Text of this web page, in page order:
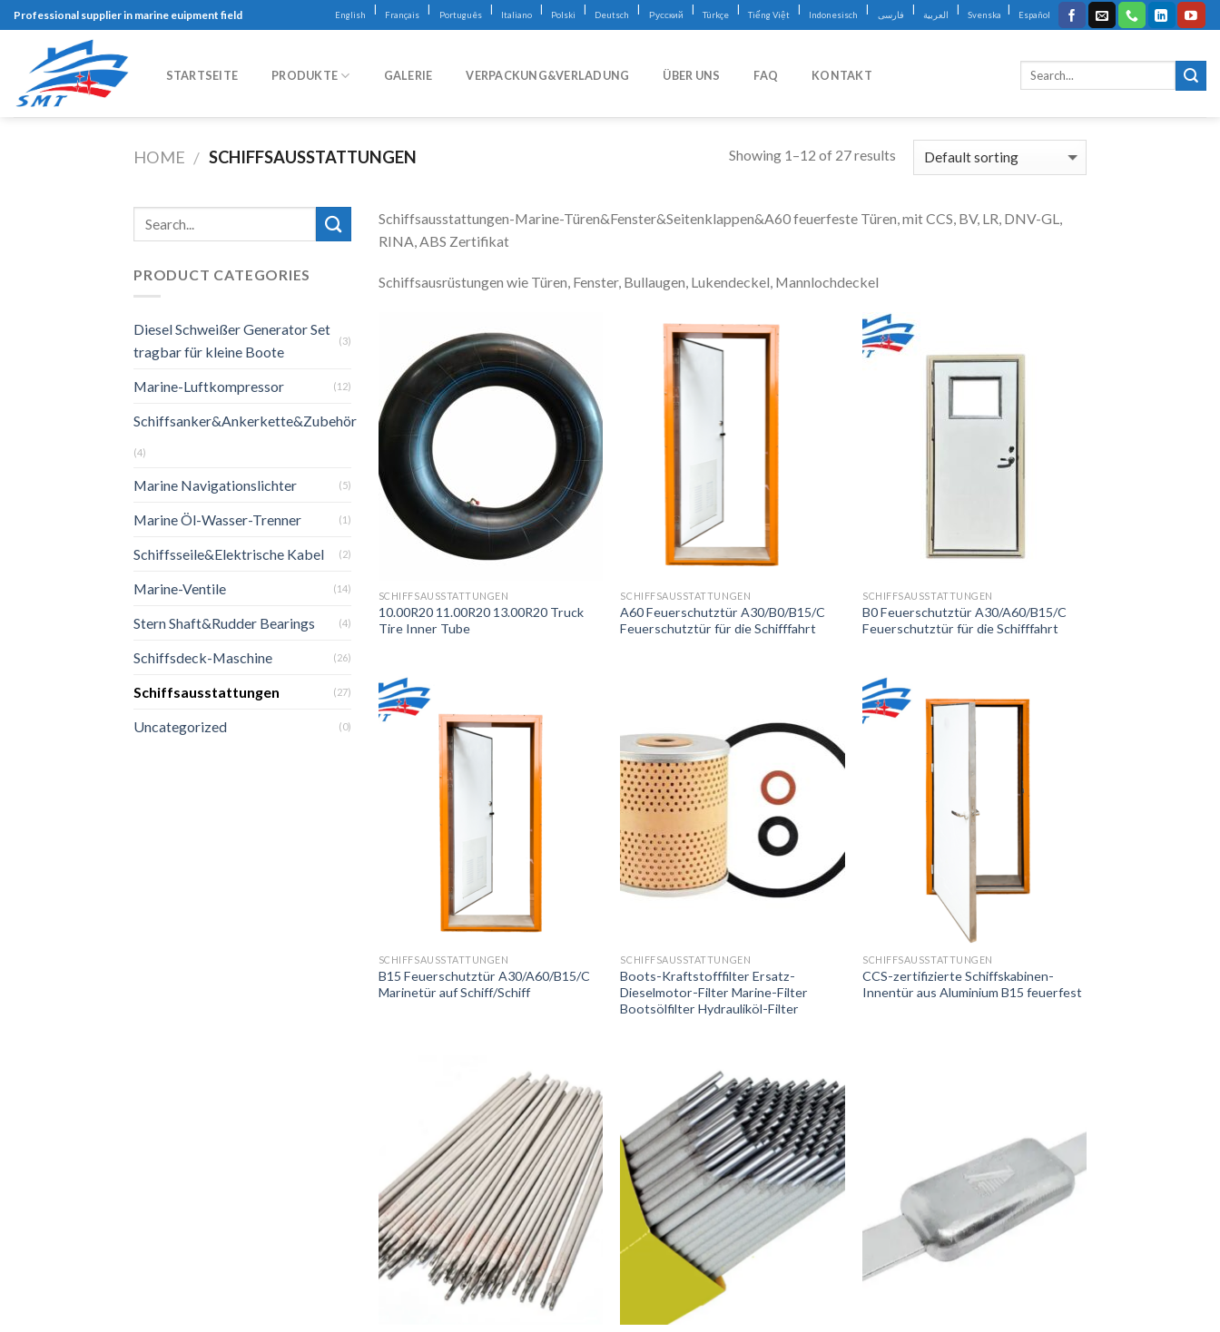
Skip
to
content
Professional supplier in marine euipment field English | Français | Português | Italiano | Polski | Deutsch | Русский | Türkçe | Tiếng Việt | Indonesisch | فارسی | العربية | Svenska | Español
STARTSEITE PRODUKTE GALERIE VERPACKUNG&VERLADUNG ÜBER UNS FAQ KONTAKT
HOME / SCHIFFSAUSSTATTUNGEN Showing 1–12 of 27 results
PRODUCT CATEGORIES
Diesel Schweißer Generator Set
tragbar für kleine Boote
(3)
Marine-Luftkompressor (12)
Schiffsanker&Ankerkette&Zubehör
(4)
Marine Navigationslichter (5)
Marine Öl-Wasser-Trenner (1)
Schiffsseile&Elektrische Kabel (2)
Marine-Ventile (14)
Stern Shaft&Rudder Bearings (4)
Schiffsdeck-Maschine (26)
Schiffsausstattungen (27)
Uncategorized (0)
Schiffsausstattungen-Marine-Türen&Fenster&Seitenklappen&A60 feuerfeste Türen, mit CCS, BV, LR, DNV-GL,
RINA, ABS Zertifikat
Schiffsausrüstungen wie Türen, Fenster, Bullaugen, Lukendeckel, Mannlochdeckel
SCHIFFSAUSSTATTUNGEN
10.00R20 11.00R20 13.00R20 Truck
Tire Inner Tube
SCHIFFSAUSSTATTUNGEN
A60 Feuerschutztür A30/B0/B15/C
Feuerschutztür für die Schifffahrt
SCHIFFSAUSSTATTUNGEN
B0 Feuerschutztür A30/A60/B15/C
Feuerschutztür für die Schifffahrt
SCHIFFSAUSSTATTUNGEN
B15 Feuerschutztür A30/A60/B15/C
Marinetür auf Schiff/Schiff
SCHIFFSAUSSTATTUNGEN
Boots-Kraftstofffilter Ersatz-
Dieselmotor-Filter Marine-Filter
Bootsölfilter Hydrauliköl-Filter
SCHIFFSAUSSTATTUNGEN
CCS-zertifizierte Schiffskabinen-
Innentür aus Aluminium B15 feuerfest